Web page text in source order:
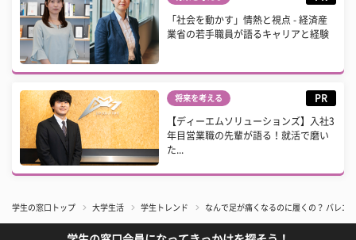
「社会を動かす」情熱と視点 - 経済産
業省の若手職員が語るキャリアと経験
将来を考える PR
【ディーエムソリューションズ】入社3
年目営業職の先輩が語る！就活で磨い
た...
学生の窓口トップ 大学生活 学生トレンド なんで足が痛くなるのに履くの？ バレエ